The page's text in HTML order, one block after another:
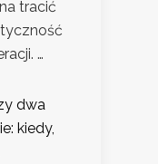
tracić
…
dwa
kiedy,